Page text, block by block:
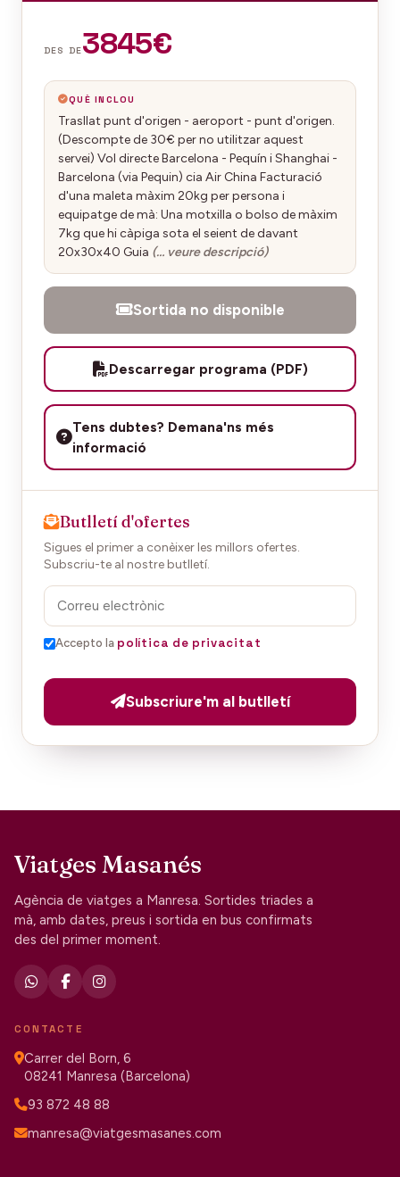
DES DE3845€
QUÈ INCLOU
Trasllat punt d'origen - aeroport - punt d'origen.
(Descompte de 30€ per no utilitzar aquest
servei) Vol directe Barcelona - Pequín i Shanghai -
Barcelona (via Pequin) cia Air China Facturació
d'una maleta màxim 20kg per persona i
equipatge de mà: Una motxilla o bolso de màxim
7kg que hi càpiga sota el seient de davant
20x30x40 Guia (… veure descripció)
Sortida no disponible
Descarregar programa (PDF)
Tens dubtes? Demana'ns més
informació
Butlletí d'ofertes
Sigues el primer a conèixer les millors ofertes.
Subscriu-te al nostre butlletí.
Accepto la política de privacitat
Subscriure'm al butlletí
Viatges Masanés
Agència de viatges a Manresa. Sortides triades a
mà, amb dates, preus i sortida en bus confirmats
des del primer moment.
CONTACTE
Carrer del Born, 6
08241 Manresa (Barcelona)
93 872 48 88
manresa@viatgesmasanes.com